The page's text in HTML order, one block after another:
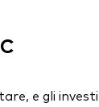
e gli